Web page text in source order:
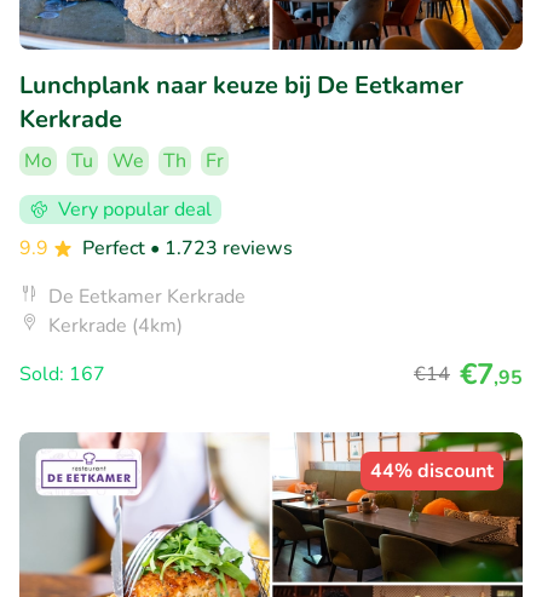
Lunchplank naar keuze bij De Eetkamer
Kerkrade
Mo Tu We Th
Fr
Very popular deal
9.9
Perfect • 1.723 reviews
De Eetkamer Kerkrade
Kerkrade (4km)
Sold: 167
€14 €7,95
44% discount